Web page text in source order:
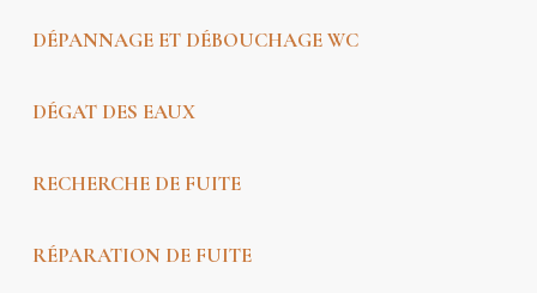
DÉPANNAGE ET DÉBOUCHAGE WC
DÉGAT DES EAUX
RECHERCHE DE FUITE
RÉPARATION DE FUITE